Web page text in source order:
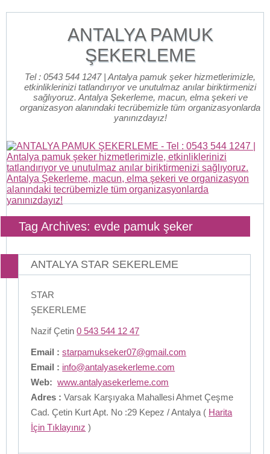
ANTALYA PAMUK
ŞEKERLEME
Tel : 0543 544 1247 | Antalya pamuk şeker hizmetlerimizle,
etkinliklerinizi tatlandırıyor ve unutulmaz anılar biriktirmenizi
sağlıyoruz. Antalya Şekerleme, macun, elma şekeri ve
organizasyon alanındaki tecrübemizle tüm organizasyonlarda
yanınızdayız!
Tag Archives: evde pamuk şeker
ANTALYA STAR SEKERLEME
STAR
ŞEKERLEME
Nazif Çetin0 543 544 12 47
Email : starpamukseker07@gmail.com
Email : info@antalyasekerleme.com
Web: www.antalyasekerleme.com
Adres : Varsak Karşıyaka Mahallesi Ahmet Çeşme
Cad. Çetin Kurt Apt. No :29 Kepez / Antalya ( Harita
İçin Tıklayınız )